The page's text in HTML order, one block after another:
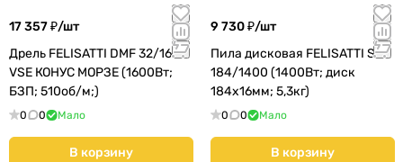
17 357 ₽/шт
Дрель FELISATTI DMF 32/1600
VSE КОНУС МОРЗЕ (1600Вт;
БЗП; 510об/м;)
0 0 Мало
В корзину
9 730 ₽/шт
Пила дисковая FELISATTI SСF
184/1400 (1400Вт; диск
184х16мм; 5,3кг)
0 0 Мало
В корзину